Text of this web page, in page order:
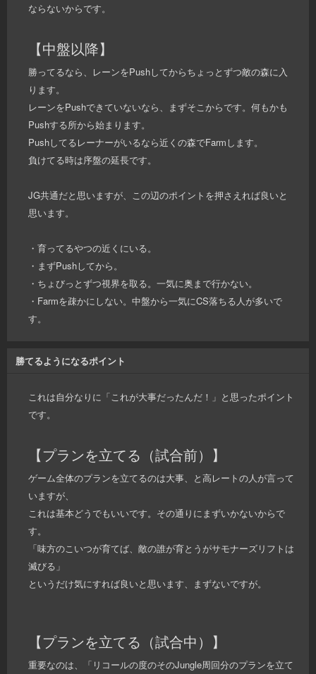
ならないからです。
【中盤以降】
勝ってるなら、レーンをPushしてからちょっとずつ敵の森に入
ります。
レーンをPushできていないなら、まずそこからです。何もかも
Pushする所から始まります。
Pushしてるレーナーがいるなら近くの森でFarmします。
負けてる時は序盤の延長です。
JG共通だと思いますが、この辺のポイントを押さえれば良いと
思います。
・育ってるやつの近くにいる。
・まずPushしてから。
・ちょびっとずつ視界を取る。一気に奥まで行かない。
・Farmを疎かにしない。中盤から一気にCS落ちる人が多いで
す。
勝てるようになるポイント
これは自分なりに「これが大事だったんだ！」と思ったポイント
です。
【プランを立てる（試合前）】
ゲーム全体のプランを立てるのは大事、と高レートの人が言って
いますが、
これは基本どうでもいいです。その通りにまずいかないからで
す。
「味方のこいつが育てば、敵の誰が育とうがサモナーズリフトは
滅びる」
というだけ気にすれば良いと思います、まずないですが。
【プランを立てる（試合中）】
重要なのは、「リコールの度のそのJungle周回分のプランを立て